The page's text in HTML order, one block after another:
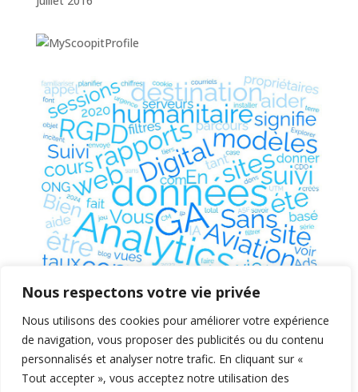
Nous respectons votre vie privée
Nous utilisons des cookies pour améliorer votre expérience
de navigation, vous proposer des publicités ou du contenu
personnalisés et analyser notre trafic. En cliquant sur «
Tout accepter », vous acceptez notre utilisation des